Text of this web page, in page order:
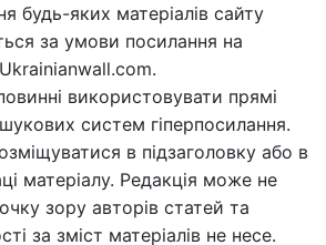
будь-яких матеріалів сайту
за умови посилання на
Ukrainianwall.com.
використовувати прямі
систем гіперпосилання.
в підзаголовку або в
матеріалу. Редакція може не
зору авторів статей та
за зміст матеріалів не несе.